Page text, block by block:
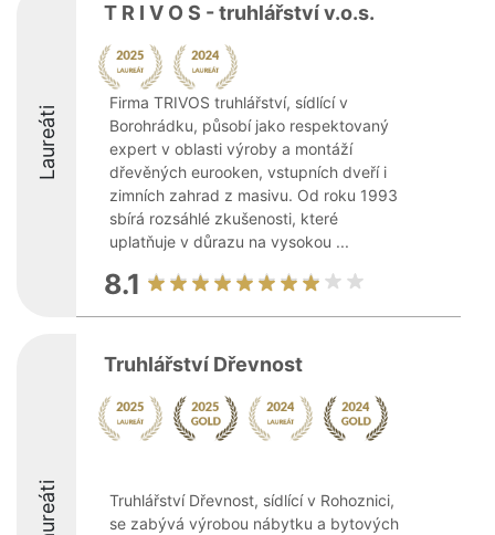
Laureáti
T R I V O S - truhlářství v.o.s.
Firma TRIVOS truhlářství, sídlící v
Borohrádku, působí jako respektovaný
expert v oblasti výroby a montáží
dřevěných eurooken, vstupních dveří i
zimních zahrad z masivu. Od roku 1993
sbírá rozsáhlé zkušenosti, které
uplatňuje v důrazu na vysokou ...
8.1
Laureáti
Truhlářství Dřevnost
Truhlářství Dřevnost, sídlící v Rohoznici,
se zabývá výrobou nábytku a bytových